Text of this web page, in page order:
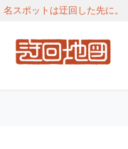
名スポットは迂回した先に。